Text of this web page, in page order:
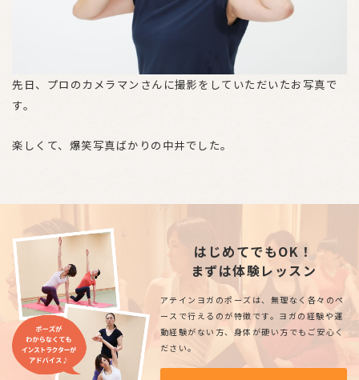
先日、プロのカメラマンさんに撮影をしていただいたお写真で
す。
楽しくて、爆笑写真ばかりの中井でした。
はじめてでもOK！
まずは体験レッスン
アテインヨガのポーズは、無理なく各々のペ
ースで行えるのが特徴です。ヨガの経験や運
動経験がない方、身体が硬い方でもご安心く
ださい。